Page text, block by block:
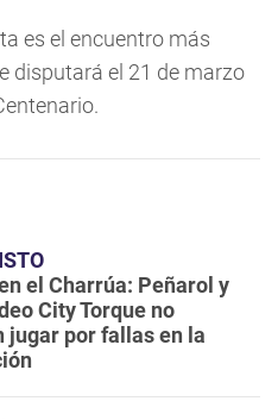
es el encuentro más
disputará el 21 de marzo
el Charrúa: Peñarol y
City Torque no
jugar por fallas en la